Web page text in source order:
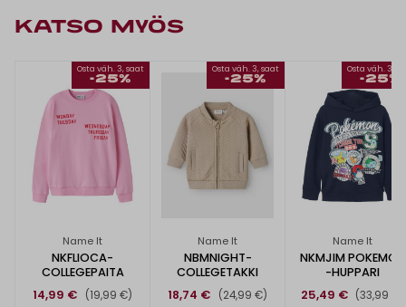
KATSO MYÖS
Osta väh. 3, saat
-25%
Name It
NKFLIOCA-
COLLEGEPAITA
14,99 €
(19,99 €)
Osta väh. 3, saat
-25%
Name It
NBMNIGHT-
COLLEGETAKKI
18,74 €
(24,99 €)
Osta väh. 3,
-25%
Name It
NKMJIM POKEMON
-HUPPARI
25,49 € (33,99 €)